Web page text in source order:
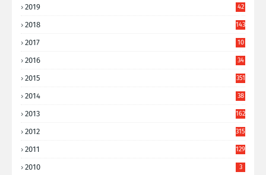
2019
42
2018 143
2017
10
2016
34
2015 351
2014
38
2013 162
2012 315
2011 129
2010 3